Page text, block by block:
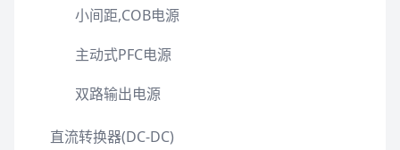
小间距,COB电源
主动式PFC电源
双路输出电源
直流转换器(DC-DC)